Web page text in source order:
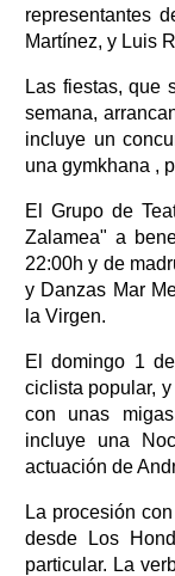
representantes
Martínez, y Luis
Las fiestas, que
semana,
incluye un
una gymkhana ,
El Grupo de
Zalamea" a
22:00h y de
y Danzas Mar
la Virgen.
El domingo 1
ciclista popular,
con unas
incluye una
actuación de
La procesión
desde Los
particular. La